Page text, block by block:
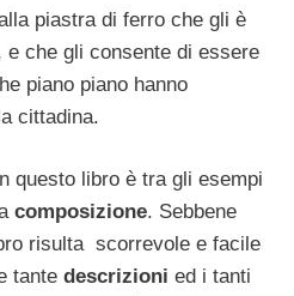
piastra di ferro che gli è
che gli consente di essere
piano piano hanno
cittadina.
questo libro è tra gli esempi
composizione. Sebbene
risulta scorrevole e facile
tante descrizioni ed i tanti